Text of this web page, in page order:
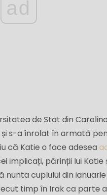
ad
de Stat din
s-a înrolat în armată
că Katie o face adesea
implicați, părinții lui Katie
cuplului din
timp în Irak ca parte